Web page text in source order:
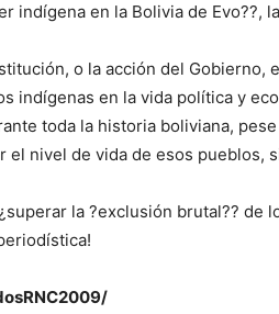
indígena en la Bolivia de Evo??,
o la acción del Gobierno,
indígenas en la vida política y
toda la historia boliviana,
el nivel de vida de esos pueblos,
la ?exclusión brutal?? de